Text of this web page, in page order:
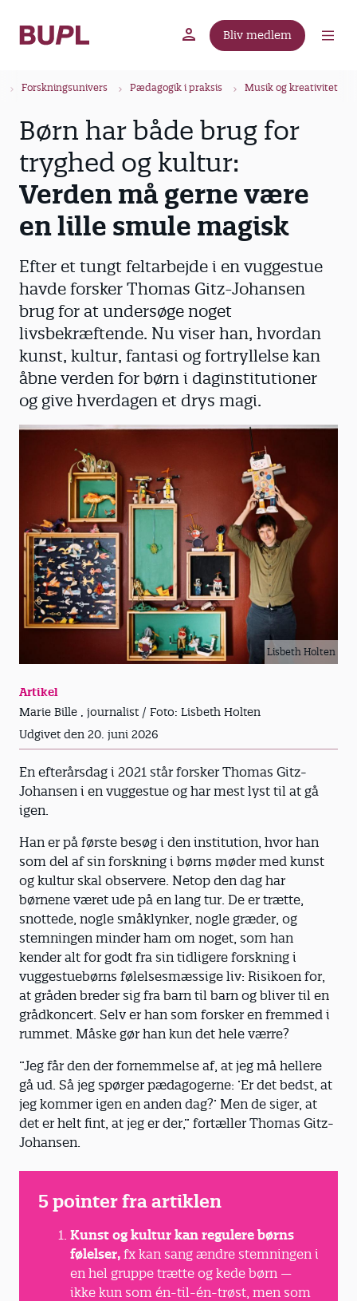
Bliv medlem
Forskningsunivers Pædagogik i praksis Musik og kreativitet
Børn har både brug for
tryghed og kultur:
Verden må gerne være
en lille smule magisk
Efter et tungt feltarbejde i en vuggestue
havde forsker Thomas Gitz-Johansen
brug for at undersøge noget
livsbekræftende. Nu viser han, hvordan
kunst, kultur, fantasi og fortryllelse kan
åbne verden for børn i daginstitutioner
og give hverdagen et drys magi.
Lisbeth Holten
Artikel
Marie Bille , journalist / Foto: Lisbeth Holten
Udgivet den 20. juni 2026
En efterårsdag i 2021 står forsker Thomas Gitz-
Johansen i en vuggestue og har mest lyst til at gå
igen.
Han er på første besøg i den institution, hvor han
som del af sin forskning i børns møder med kunst
og kultur skal observere. Netop den dag har
børnene været ude på en lang tur. De er trætte,
snottede, nogle småklynker, nogle græder, og
stemningen minder ham om noget, som han
kender alt for godt fra sin tidligere forskning i
vuggestuebørns følelsesmæssige liv: Risikoen for,
at gråden breder sig fra barn til barn og bliver til en
grådkoncert. Selv er han som forsker en fremmed i
rummet. Måske gør han kun det hele værre?
”Jeg får den der fornemmelse af, at jeg må hellere
gå ud. Så jeg spørger pædagogerne: ’Er det bedst, at
jeg kommer igen en anden dag?’ Men de siger, at
det er helt fint, at jeg er der,” fortæller Thomas Gitz-
Johansen.
5 pointer fra artiklen
Kunst og kultur kan regulere børns
følelser, fx kan sang ændre stemningen i
en hel gruppe trætte og kede børn —
ikke kun som én-til-én-trøst, men som